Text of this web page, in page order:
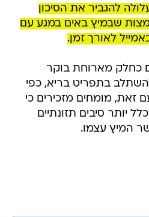
להגביר את הסיכון
שבמיץ באים במגע עם
לאורך זמן.
כחלק מארוחת בוקר
בתפריט בריא, כפי
זאת, מומחים מזכירים כי
יותר סיבים תזונתיים
המיץ עצמו.